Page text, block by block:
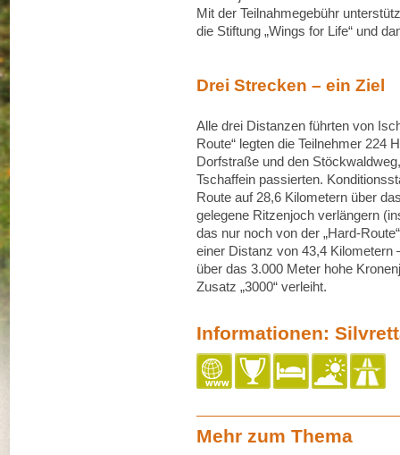
Mit der Teilnahmegebühr
die Stiftung „Wings for Life“ und
Drei Strecken – ein Ziel
Alle drei Distanzen führten von
Route“ legten die Teilnehmer 224
Dorfstraße und den
Tschaffein passierten.
Route auf 28,6 Kilometern über
gelegene Ritzenjoch verlängern
das nur noch von der „Hard-
einer Distanz von 43,4 Kilometern
über das 3.000 Meter hohe
Zusatz „3000“ verleiht.
Informationen:
Mehr zum Thema